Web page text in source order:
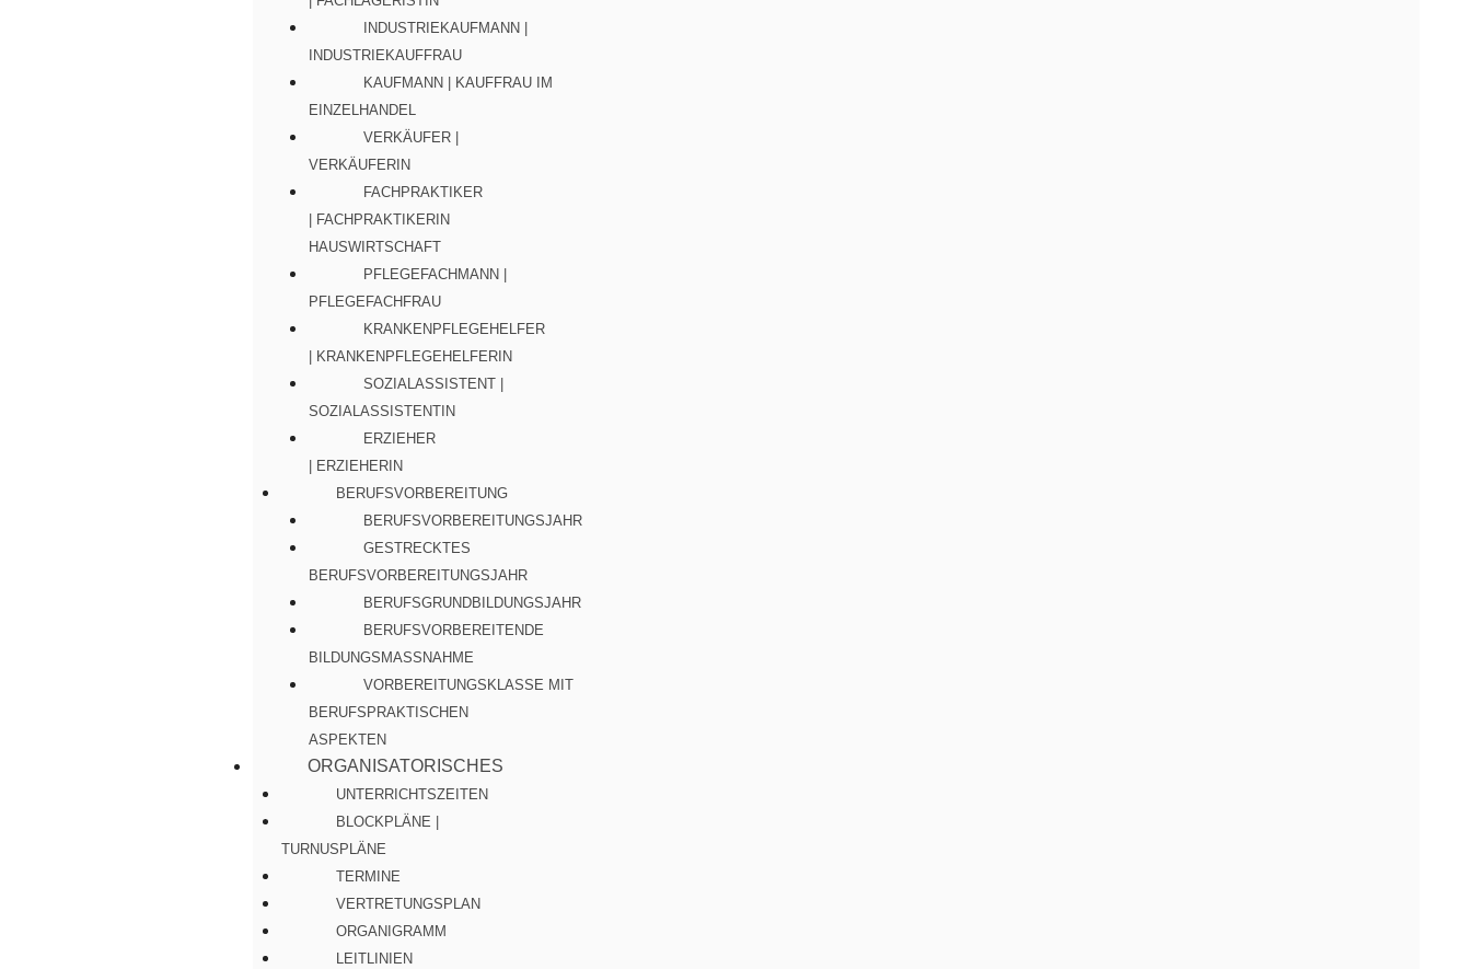
INDUSTRIEKAUFMANN |
INDUSTRIEKAUFFRAU
KAUFMANN | KAUFFRAU IM
EINZELHANDEL
VERKÄUFER |
VERKÄUFERIN
FACHPRAKTIKER
| FACHPRAKTIKERIN
HAUSWIRTSCHAFT
PFLEGEFACHMANN |
PFLEGEFACHFRAU
KRANKENPFLEGEHELFER
| KRANKENPFLEGEHELFERIN
SOZIALASSISTENT |
SOZIALASSISTENTIN
ERZIEHER
| ERZIEHERIN
BERUFSVORBEREITUNG
BERUFSVORBEREITUNGSJAHR
GESTRECKTES
BERUFSVORBEREITUNGSJAHR
BERUFSGRUNDBILDUNGSJAHR
BERUFSVORBEREITENDE
BILDUNGSMASSNAHME
VORBEREITUNGSKLASSE MIT
BERUFSPRAKTISCHEN
ASPEKTEN
ORGANISATORISCHES
UNTERRICHTSZEITEN
BLOCKPLÄNE |
TURNUSPLÄNE
TERMINE
VERTRETUNGSPLAN
ORGANIGRAMM
LEITLINIEN